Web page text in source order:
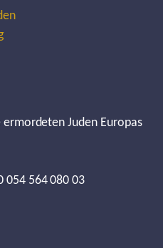
Juden Europas
054 564 080 03